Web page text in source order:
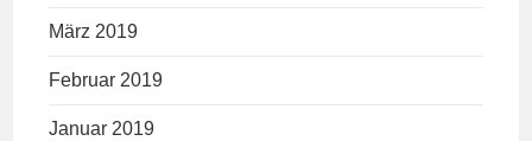
März 2019
Februar 2019
Januar 2019